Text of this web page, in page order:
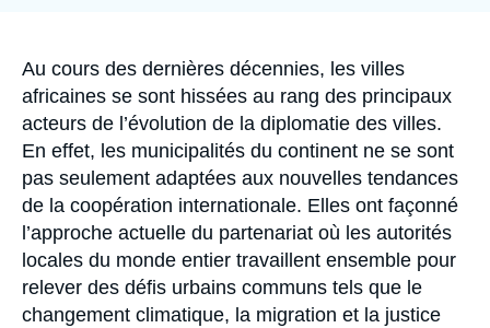
Accroche
Au cours des dernières décennies, les villes
africaines se sont hissées au rang des principaux
acteurs de l’évolution de la diplomatie des villes.
En effet, les municipalités du continent ne se sont
pas seulement adaptées aux nouvelles tendances
de la coopération internationale. Elles ont façonné
l’approche actuelle du partenariat où les autorités
locales du monde entier travaillent ensemble pour
relever des défis urbains communs tels que le
changement climatique, la migration et la justice